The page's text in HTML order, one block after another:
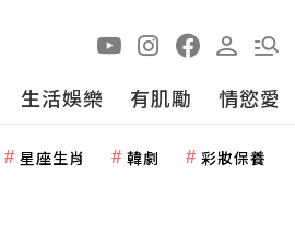
生活娛樂 有肌勵 情慾愛
星座生肖 韓劇 彩妝保養